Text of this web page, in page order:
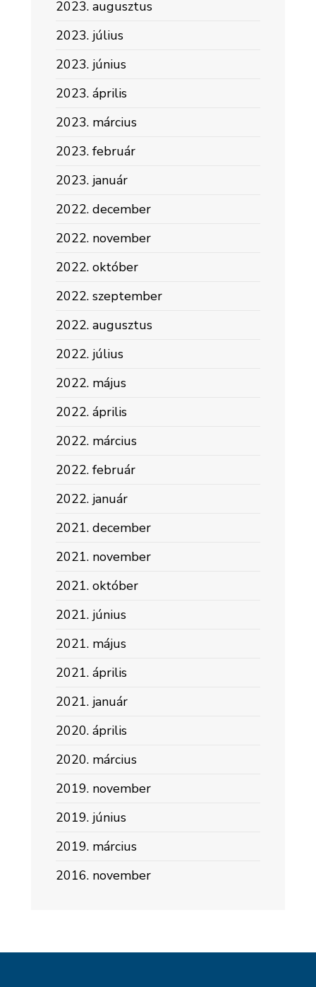
2023. augusztus
2023. július
2023. június
2023. április
2023. március
2023. február
2023. január
2022. december
2022. november
2022. október
2022. szeptember
2022. augusztus
2022. július
2022. május
2022. április
2022. március
2022. február
2022. január
2021. december
2021. november
2021. október
2021. június
2021. május
2021. április
2021. január
2020. április
2020. március
2019. november
2019. június
2019. március
2016. november